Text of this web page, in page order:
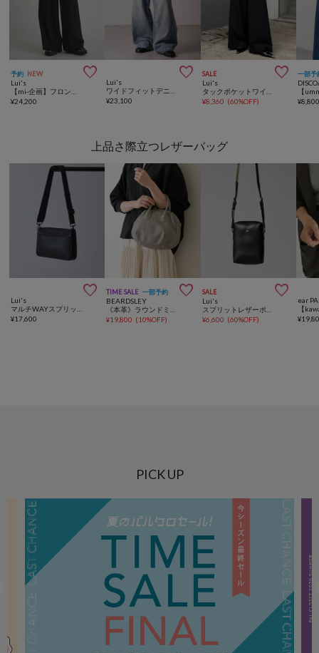
予約 NEW 
Lui's
¥24,200

Lui's
¥23,100
SALE 
Lui's
¥8,360 (60%OFF)
一部予
¥
上品さ際立つレザーバッグ

Lui's
¥17,600
TIME SALE 一部予約 
BEARDSLEY
¥19,800 (10%OFF)
SALE 
Lui's
¥6,600 (60%OFF)
ear
¥
PICK UP